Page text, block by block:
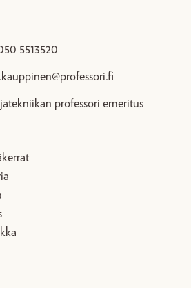
5513520
professori emeritus